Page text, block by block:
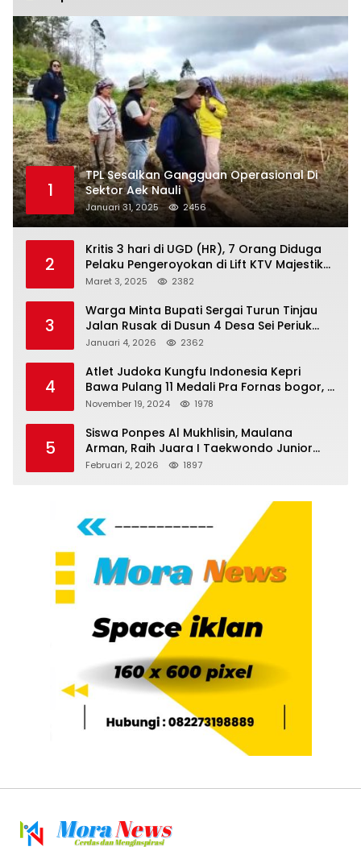
1
TPL Sesalkan Gangguan Operasional Di
Sektor Aek Nauli
Januari 31, 2025 2456
2
Kritis 3 hari di UGD (HR), 7 Orang Diduga
Pelaku Pengeroyokan di Lift KTV Majestik
Melenggang Bebas, Kantor Hukum JAP
Tanjungpinang
Maret 3, 2025 2382
3
Warga Minta Bupati Sergai Turun Tinjau
Jalan Rusak di Dusun 4 Desa Sei Periuk
Serdang Bedagai
Januari 4, 2026 2362
4
Atlet Judoka Kungfu Indonesia Kepri
Bawa Pulang 11 Medali Pra Fornas bogor, 3
Emas dan 8 Perunggu.
November 19, 2024 1978
5
Siswa Ponpes Al Mukhlisin, Maulana
Arman, Raih Juara I Taekwondo Junior
Putra di Riau National Championship 2026
Februari 2, 2026 1897